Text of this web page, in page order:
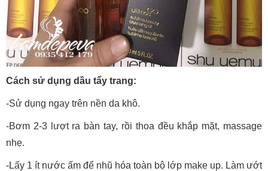
Cách sử dụng dầu tẩy trang:
-Sử dụng ngay trên nền da khô.
-Bơm 2-3 lượt ra bàn tay, rồi thoa đều khắp mặt, massage
nhẹ.
-Lấy 1 ít nước ấm để nhũ hóa toàn bộ lớp make up. Làm ướt